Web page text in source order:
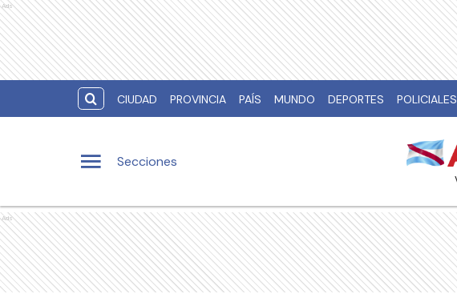
Ads
CIUDAD PROVINCIA PAÍS MUNDO DEPORTES POLICIALES
Secciones
Ads